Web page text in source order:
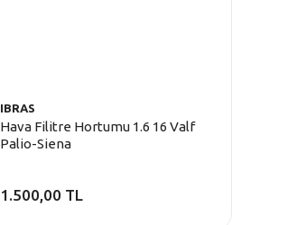
IBRAS
Hava Filitre Hortumu 1.6 16 Valf
Palio-Siena
1.500,00 TL